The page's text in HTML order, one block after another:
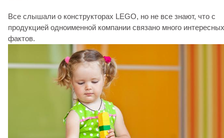
Все слышали о конструкторах LEGO, но не все знают, что с
продукцией одноименной компании связано много интересных
фактов.